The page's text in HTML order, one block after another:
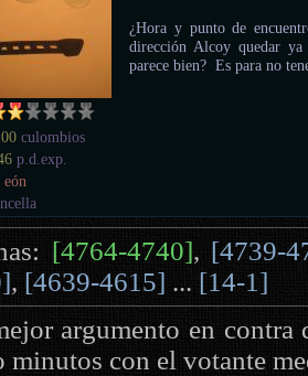
culombios
p.d.exp.
¿Hora y punto de
dirección Alcoy quedar
parece bien? Es para no
[4764-4740], [4739-
, [4639-4615] ... [14-1]
argumento en contra
minutos con el votante